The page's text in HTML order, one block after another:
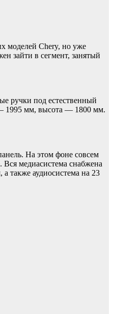
моделей Chery, но уже
зайти в сегмент, занятый
ручки под естественный
1995 мм, высота — 1800 мм.
На этом фоне совсем
Вся медиасистема снабжена
также аудиосистема на 23